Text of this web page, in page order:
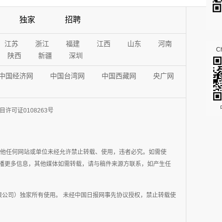
独家 招聘
江苏 浙江 福建 江西 山东
河南
陕西
新疆 深圳
国经济网 中国台湾网 中国西藏网 央广网
许可证0108263号
任何网站或单位未经允许禁止转载、使用，违者必究。如需使
多信息，其他媒体如需转载，请与稿件来源方联系，如产生任
司）独家所有使用。 未经中国日报网事先协议授权，禁止转载使